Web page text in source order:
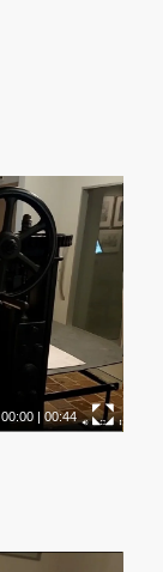
00:00 |00:44